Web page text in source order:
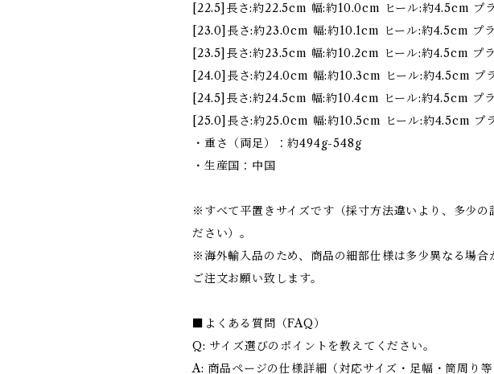
[22.5]長さ:約22.5cm 幅:約10.0cm ヒール:約4.5cm プ
[23.0]長さ:約23.0cm 幅:約10.1cm ヒール:約4.5cm プ
[23.5]長さ:約23.5cm 幅:約10.2cm ヒール:約4.5cm プ
[24.0]長さ:約24.0cm 幅:約10.3cm ヒール:約4.5cm プ
[24.5]長さ:約24.5cm 幅:約10.4cm ヒール:約4.5cm プ
[25.0]長さ:約25.0cm 幅:約10.5cm ヒール:約4.5cm プ
・重さ（両足）：約494g-548g
・生産国：中国
※すべて平置きサイズです（採寸方法違いより、多少の
ださい）。
※海外輸入品のため、商品の細部仕様は多少異なる場合
ご注文お願い致します。
■よくある質問（FAQ）
Q: サイズ選びのポイントを教えてください。
A: 商品ページの仕様詳細（対応サイズ・足幅・筒周り